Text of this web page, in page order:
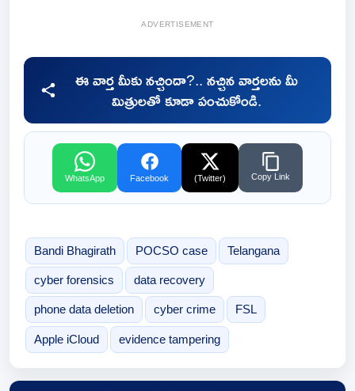
ADVERTISEMENT
ఈ వార్త మీకు నచ్చిందా?.. నచ్చిన వార్తలను మీ
మిత్రులతో కూడా పంచుకోండి.
WhatsApp Facebook (Twitter) Copy Link
Bandi Bhagirath POCSO case Telangana
cyber forensics data recovery
phone data deletion cyber crime FSL
Apple iCloud evidence tampering